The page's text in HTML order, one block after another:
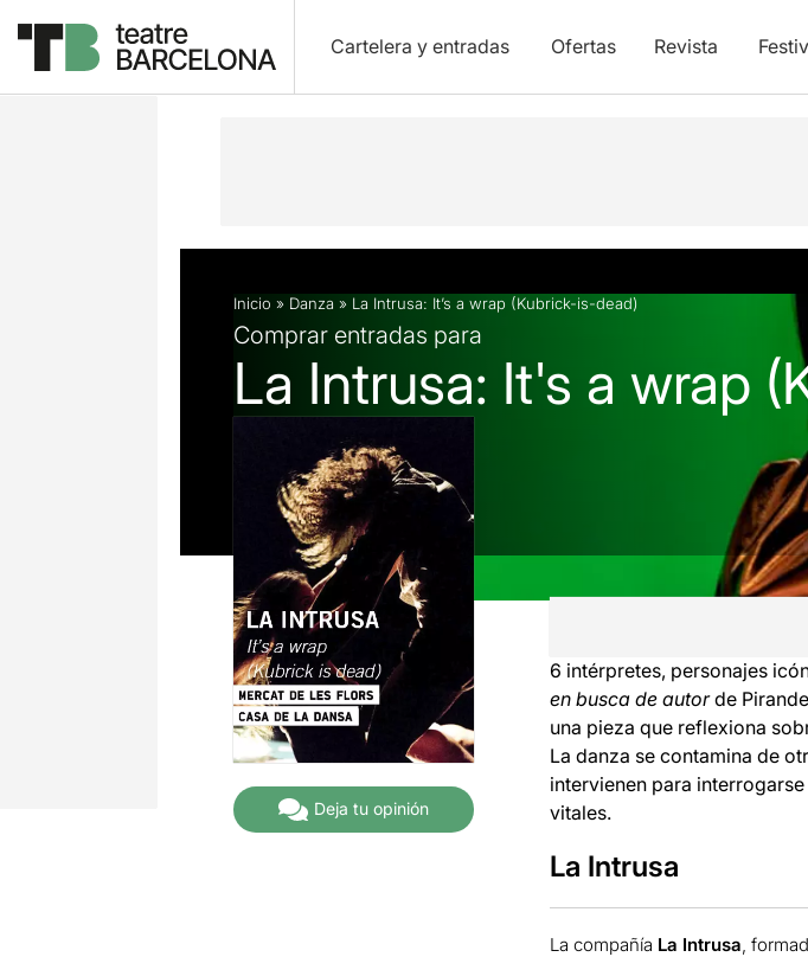
Cartelera y entradas Ofertas Revista
Descripción Ficha artística Fotos y vídeos
Inicio » Danza » La Intrusa: It’s a wrap (Kubrick-is-dead)
Comprar entradas para
La Intrusa: It's a wrap
Deja tu opinión
6 intérpretes, personajes
en busca de autorde
una pieza que reflexiona
La danza se contamina de
intervienen para
vitales.
La Intrusa
La compañía La Intrusa ,